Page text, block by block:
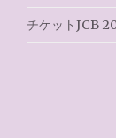
チケットJCB